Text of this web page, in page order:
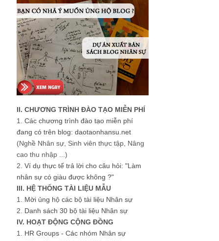
II. CHƯƠNG TRÌNH ĐÀO TẠO MIỄN PHÍ
1. Các chương trình đào tạo miễn phí
đang có trên blog: daotaonhansu.net
(Nghề Nhân sự, Sinh viên thực tập, Nâng
cao thu nhập ...)
2. Ví dụ thực tế trả lời cho câu hỏi: "Làm
nhân sự có giàu được không ?"
III. HỆ THỐNG TÀI LIỆU MẪU
1. Mời ủng hộ các bộ tài liệu Nhân sự
2. Danh sách 30 bộ tài liệu Nhân sự
IV. HOẠT ĐỘNG CỘNG ĐỒNG
1. HR Groups - Các nhóm Nhân sự